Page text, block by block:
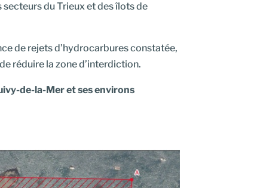
du Trieux et des îlots de
de rejets d’hydrocarbures constatée,
réduire la zone d’interdiction.
de-la-Mer et ses environs